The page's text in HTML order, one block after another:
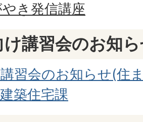
き発信講座
け講習会のお知
習会のお知らせ(住
築住宅課